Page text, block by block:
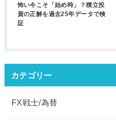
怖い今こそ「始め時」？積立投
資の正解を過去25年データで検
証
カテゴリー
FX戦士/為替